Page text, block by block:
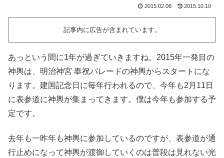
2015.02.08 2015.10.10
記事内に広告が含まれています。
あっという間に1年が過ぎていきますね。2015年一発目の
神輿は、明治神宮 奉祝パレードの神輿からスタートにな
ります。建国記念日に毎年行われるので、今年も2月11日
に表参道に神輿が集まってきます。僕は今年も参加する予
定です。
去年も一昨年も神輿に参加しているのですが、表参道が通
行止めになって神輿が渡御していくのは普段は見れない光